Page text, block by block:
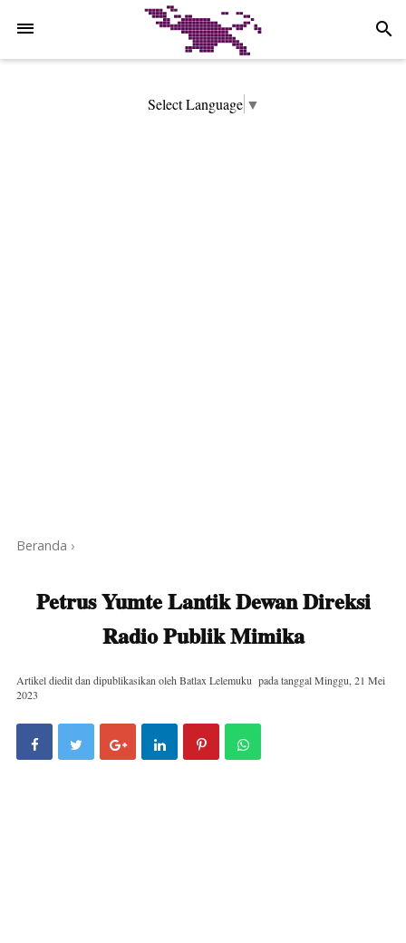
search
Select Language ▼
Beranda ›
Petrus Yumte Lantik Dewan Direksi
Radio Publik Mimika
Artikel diedit dan dipublikasikan oleh Batlax Lelemuku pada tanggalMinggu, 21 Mei
2023